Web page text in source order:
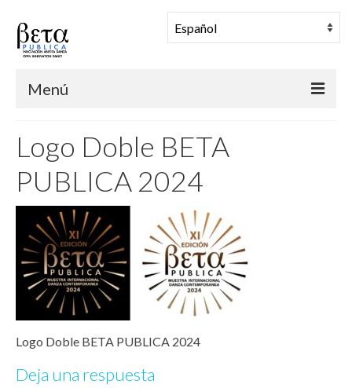
Menú
Muestra Coreográfica
Una Mañana en Danza
Comunidad
Archivo
Noticias
Logo Doble BETA
PUBLICA 2024
Logo Doble BETA PUBLICA 2024
Deja una respuesta